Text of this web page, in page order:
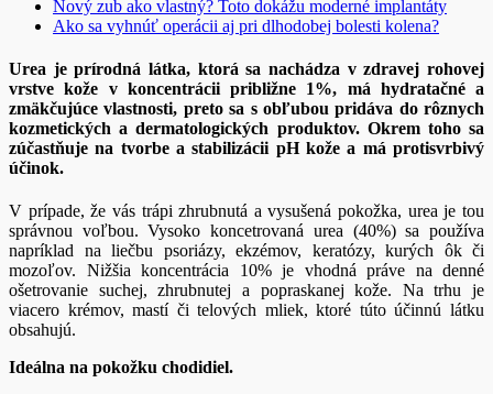
Nový zub ako vlastný? Toto dokážu moderné implantáty
Ako sa vyhnúť operácii aj pri dlhodobej bolesti kolena?
Urea je prírodná látka, ktorá sa nachádza v zdravej rohovej
vrstve kože v koncentrácii približne 1%, má hydratačné a
zmäkčujúce vlastnosti, preto sa s obľubou pridáva do rôznych
kozmetických a dermatologických produktov. Okrem toho sa
zúčastňuje na tvorbe a stabilizácii pH kože a má protisvrbivý
účinok.
V prípade, že vás trápi zhrubnutá a vysušená pokožka, urea je tou
správnou voľbou. Vysoko koncetrovaná urea (40%) sa používa
napríklad na liečbu psoriázy, ekzémov, keratózy, kurých ôk či
mozoľov. Nižšia koncentrácia 10% je vhodná práve na denné
ošetrovanie suchej, zhrubnutej a popraskanej kože. Na trhu je
viacero krémov, mastí či telových mliek, ktoré túto účinnú látku
obsahujú.
Ideálna na pokožku chodidiel.